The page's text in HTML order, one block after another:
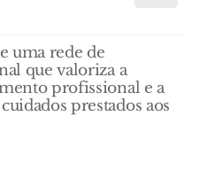
uma rede de
que valoriza a
profissional e a
prestados aos